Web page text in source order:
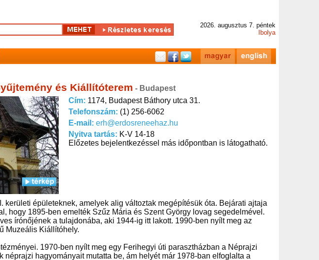
2026. augusztus 7. péntek
Ibolya
és Kiállítóterem - Budapest
Cím: 1174, Budapest Báthory utca 31.
Telefonszám: (1) 256-6062
E-mail: erh@erdosreneehaz.hu
Nyitva tartás: K-V 14-18
Előzetes bejelentkezéssel más időpontban is látogatható.
kerületi épületeknek, amelyek alig változtak megépítésük óta. Bejárati ajtaja
hogy 1895-ben emelték Szűz Mária és Szent György lovag segedelmével.
írónőjének a tulajdonába, aki 1944-ig itt lakott. 1990-ben nyílt meg az
Muzeális Kiállítóhely.
1970-ben nyílt meg egy Ferihegyi úti parasztházban a Néprajzi
néprajzi hagyományait mutatta be, ám helyét már 1978-ban elfoglalta a